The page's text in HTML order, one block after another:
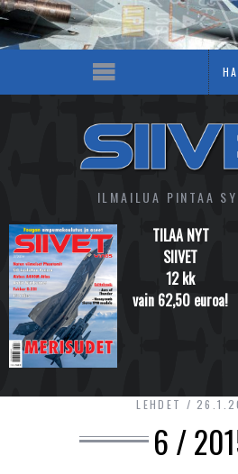
ILMAILUA PINTAA
TILAA NYT
SIIVET
12 kk
vain 62,50 euroa!
LEHDET
6 /